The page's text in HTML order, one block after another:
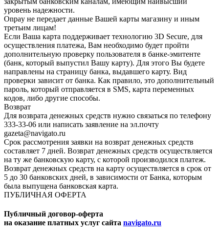
уровень надежности.
Onpay не передает данные Вашей карты магазину и иным
третьим лицам!
Если Ваша карта поддерживает технологию 3D Secure, для
осуществления платежа, Вам необходимо будет пройти
дополнительную проверку пользователя в банке-эмитенте
(банк, который выпустил Вашу карту). Для этого Вы будете
направлены на страницу банка, выдавшего карту. Вид
проверки зависит от банка. Как правило, это дополнительный
пароль, который отправляется в SMS, карта переменных
кодов, либо другие способы.
Возврат
Для возврата денежных средств нужно связаться по телефону
333-33-06 или написать заявление на эл.почту
gazeta@navigato.ru
Срок рассмотрения заявки на возврат денежных средств
составляет 7 дней. Возврат денежных средств осуществляется
на ту же банковскую карту, с которой производился платеж.
Возврат денежных средств на карту осуществляется в срок от
5 до 30 банковских дней, в зависимости от Банка, которым
была выпущена банковская карта.
ПУБЛИЧНАЯ ОФЕРТА
Публичный договор-оферта
на оказание платных услуг сайта navigato.ru